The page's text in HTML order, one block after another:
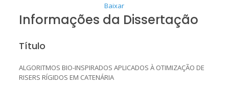
Baixar
Informações da Dissertação
Título
ALGORITMOS BIO-INSPIRADOS APLICADOS À OTIMIZAÇÃO DE
RISERS RÍGIDOS EM CATENÁRIA